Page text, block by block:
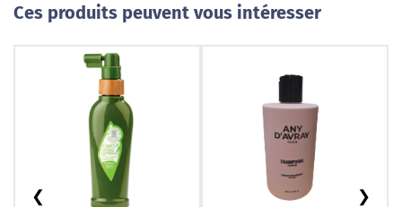
Ces produits peuvent vous intéresser
❮ ❯